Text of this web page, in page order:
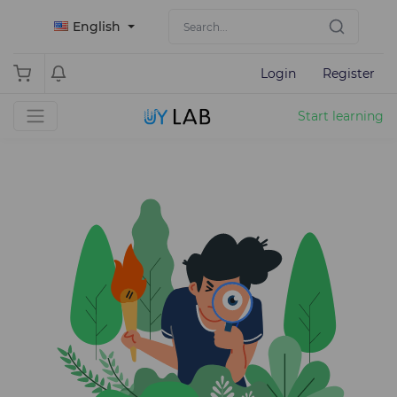
English
Login Register
Start learning